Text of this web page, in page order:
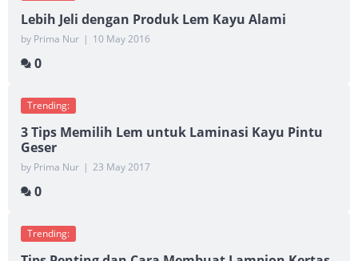
Lebih Jeli dengan Produk Lem Kayu Alami
by Prima Nur | 10 May 2016
0
Trending:
3 Tips Memilih Lem untuk Laminasi Kayu Pintu
Geser
by Prima Nur | 23 May 2017
0
Trending: